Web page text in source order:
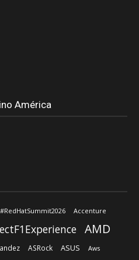
América
#RedHatSummit2026 Accenture
AMD
ASRock ASUS Aws